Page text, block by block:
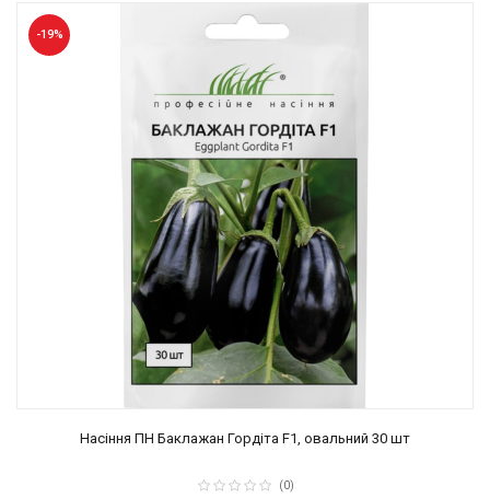
-19%
Насіння ПН Баклажан Гордіта F1, овальний 30 шт
(0)